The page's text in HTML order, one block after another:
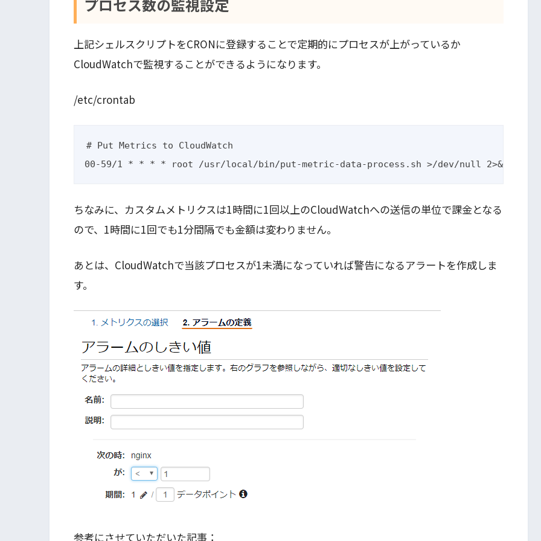
プロセス数の監視設定
上記シェルスクリプトをCRONに登録することで定期的にプロセスが上がっているか
CloudWatchで監視することができるようになります。
/etc/crontab
# Put Metrics to CloudWatch
00-59/1 * * * * root /usr/local/bin/put-metric-data-process.sh >/dev/null 2>&1
ちなみに、カスタムメトリクスは1時間に1回以上のCloudWatchへの送信の単位で課金となる
ので、1時間に1回でも1分間隔でも金額は変わりません。
あとは、CloudWatchで当該プロセスが1未満になっていれば警告になるアラートを作成しま
す。
参考にさせていただいた記事：